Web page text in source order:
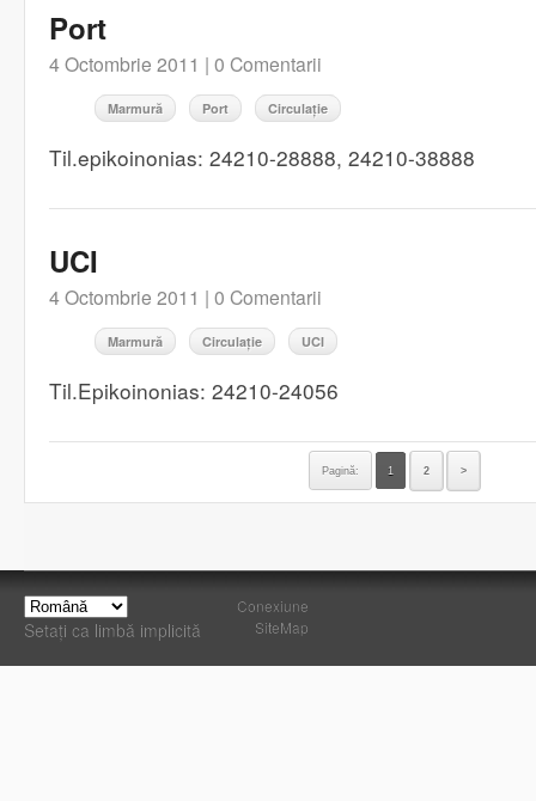
Port
4 Octombrie 2011 | 0 Comentarii
Marmură Port Circulație
Til.epikoinonias: 24210-28888, 24210-38888
UCI
4 Octombrie 2011 | 0 Comentarii
Marmură Circulație UCI
Til.Epikoinonias: 24210-24056
Pagină: 1 2 >
Setați ca limbă implicită
Conexiune
SiteMap